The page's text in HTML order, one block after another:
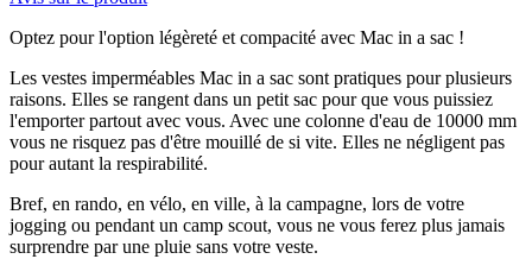
Optez pour l'option légèreté et compacité avec Mac in a sac !
Les vestes imperméables Mac in a sac sont pratiques pour plusieurs
raisons. Elles se rangent dans un petit sac pour que vous puissiez
l'emporter partout avec vous. Avec une colonne d'eau de 10000 mm
vous ne risquez pas d'être mouillé de si vite. Elles ne négligent pas
pour autant la respirabilité.
Bref, en rando, en vélo, en ville, à la campagne, lors de votre
jogging ou pendant un camp scout, vous ne vous ferez plus jamais
surprendre par une pluie sans votre veste.